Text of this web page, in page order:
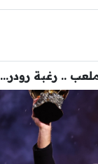
اشتعل الكلاسيكو خارج الملعب .. رغبة رودري تصدم ريال مدريد